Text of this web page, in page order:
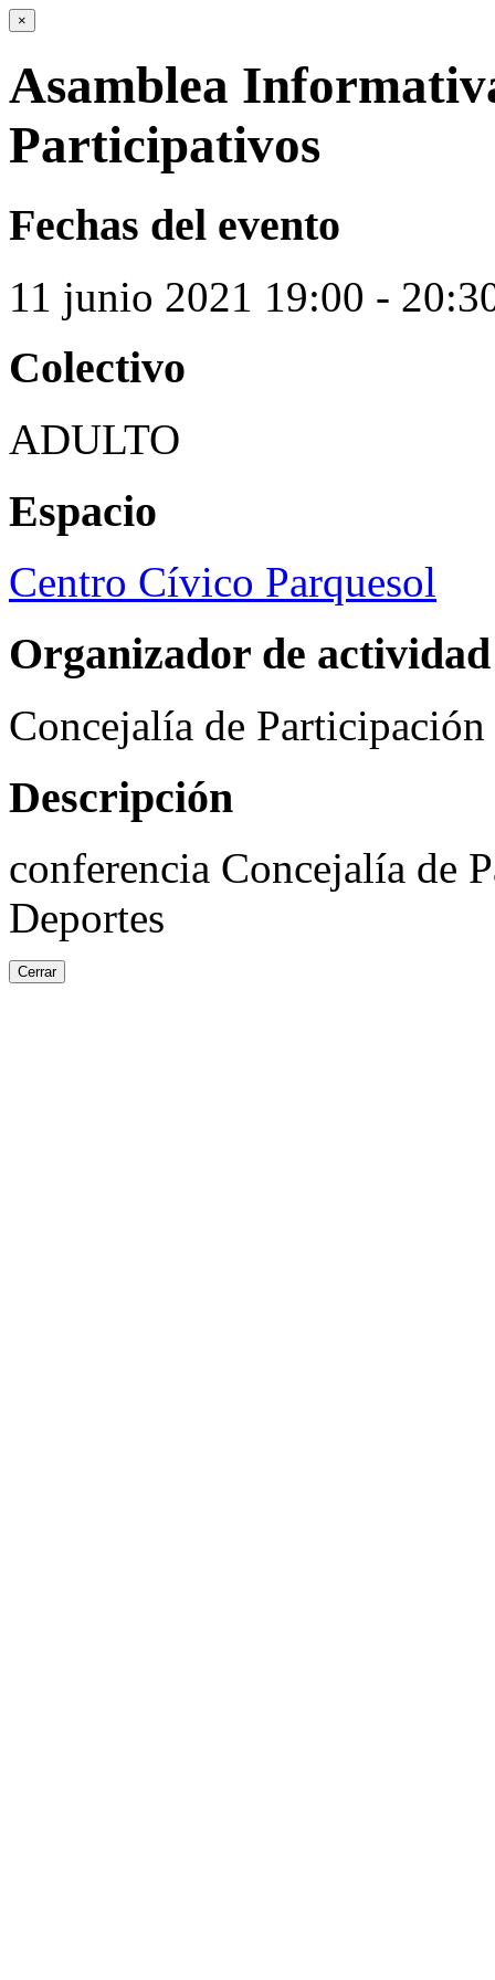
×
Asamblea
Participativos
Fechas del evento
11 junio 2021 19:00 -
Colectivo
ADULTO
Espacio
Centro Cívico Parquesol
Organizador de actividad
Concejalía de
Descripción
conferencia Concejalía de
Deportes
Cerrar